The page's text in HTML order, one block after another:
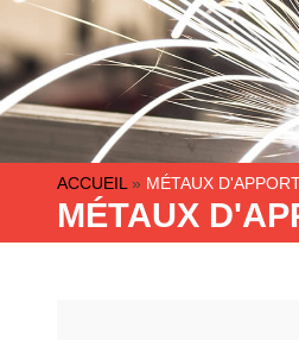
ACCUEIL » MÉTAUX
MÉTAUX